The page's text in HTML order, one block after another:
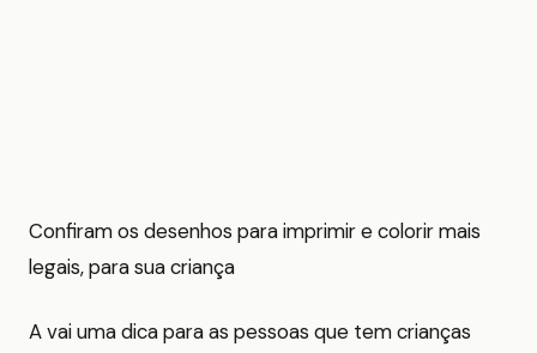
Confiram os desenhos para imprimir e colorir mais
legais, para sua criança
A vai uma dica para as pessoas que tem crianças